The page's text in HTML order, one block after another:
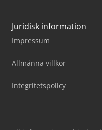
Juridisk information
Impressum
Allmänna villkor
Integritetspolicy